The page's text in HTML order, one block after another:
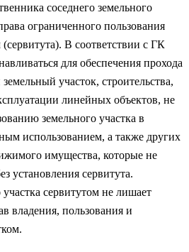
соседнего земельного
ограниченного пользования
В соответствии с ГК
для обеспечения прохода
участок, строительства,
линейных объектов, не
земельного участка в
использованием, а также других
имущества, которые не
установления сервитута.
сервитутом не лишает
владения, пользования и